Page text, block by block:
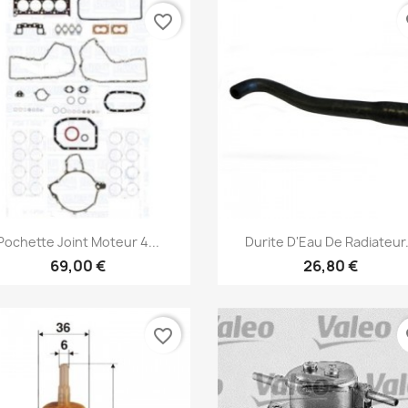
Aperçu rapide
Joint Moteur 4...
69,00 €
favorite_border
Aperçu rapide
Durite D'Eau De
26,80 €
favorite_border
de la liste d'envies